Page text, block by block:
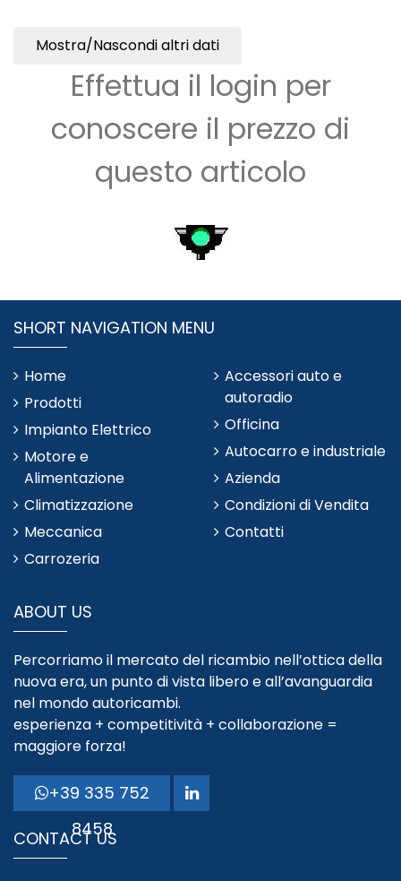
Mostra/Nascondi altri dati
Effettua il login per
conoscere il prezzo di
questo articolo
SHORT NAVIGATION MENU
Home
Prodotti
Impianto Elettrico
Motore e
Alimentazione
Climatizzazione
Meccanica
Carrozeria
Accessori auto e
autoradio
Officina
Autocarro e industriale
Azienda
Condizioni di Vendita
Contatti
ABOUT US
Percorriamo il mercato del ricambio nell’ottica della
nuova era, un punto di vista libero e all’avanguardia
nel mondo autoricambi.
esperienza + competitività + collaborazione =
maggiore forza!
+39 335 752
8458
CONTACT US